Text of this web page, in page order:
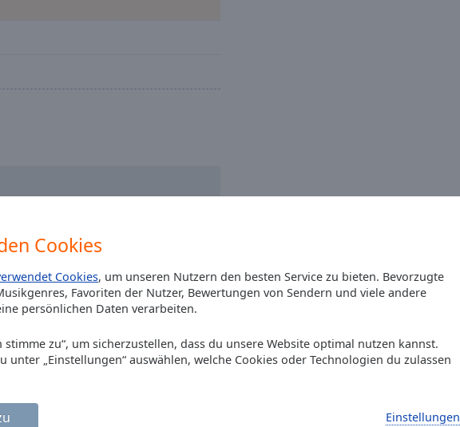
Cookies
Cookies, um unseren Nutzern den besten Service zu bieten. Bevorzugte
Favoriten der Nutzer, Bewertungen von Sendern und viele andere
persönlichen Daten verarbeiten.
stimme zu“, um sicherzustellen, dass du unsere Website optimal nutzen kannst.
unter „Einstellungen“ auswählen, welche Cookies oder Technologien du zulassen
Einstellungen